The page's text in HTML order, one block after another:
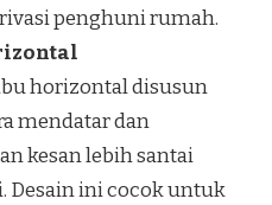
penghuni rumah.
horizontal disusun
mendatar dan
kesan lebih santai
Desain ini cocok untuk